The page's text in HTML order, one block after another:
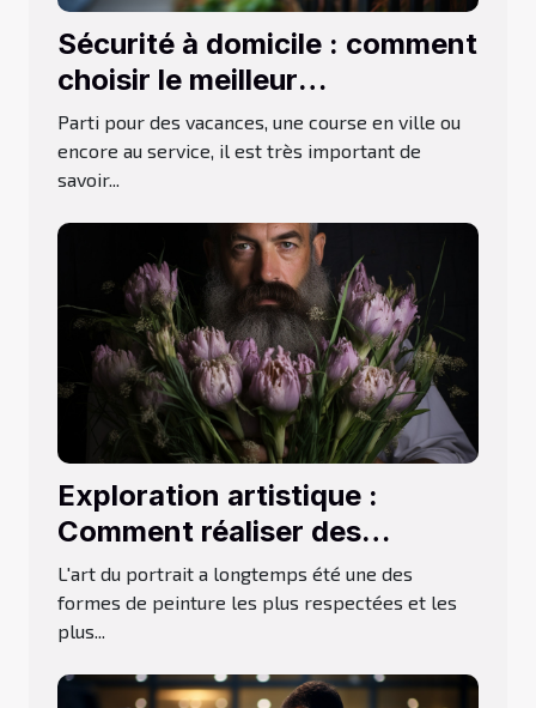
Sécurité à domicile : comment
choisir le meilleur
prestataire ?
Parti pour des vacances, une course en ville ou
encore au service, il est très important de
savoir...
Exploration artistique :
Comment réaliser des
portraits d'iris uniques
L'art du portrait a longtemps été une des
formes de peinture les plus respectées et les
plus...